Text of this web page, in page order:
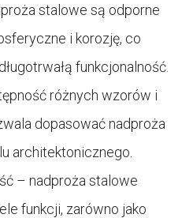
stalowe są odporne
i korozję, co
funkcjonalność.
różnych wzorów i
dopasować nadproża
architektonicznego.
– nadproża stalowe
funkcji, zarówno jako